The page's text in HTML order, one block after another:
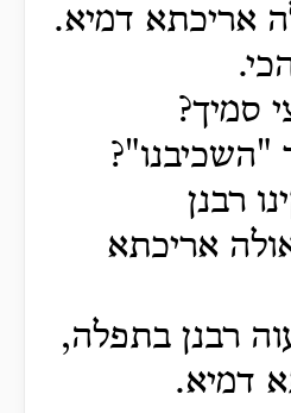
אריכתא דמיא.
סמיך?
"השכיבנו"?
רבנן
אריכתא
רבנן בתפלה,
דמיא.